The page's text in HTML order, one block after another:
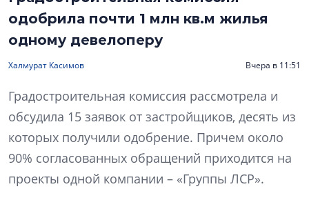
одобрила почти 1 млн кв.м жилья
одному девелоперу
Халмурат Касимов Вчера в 11:51
Градостроительная комиссия рассмотрела и
обсудила 15 заявок от застройщиков, десять из
которых получили одобрение. Причем около
90% согласованных обращений приходится на
проекты одной компании – «Группы ЛСР».